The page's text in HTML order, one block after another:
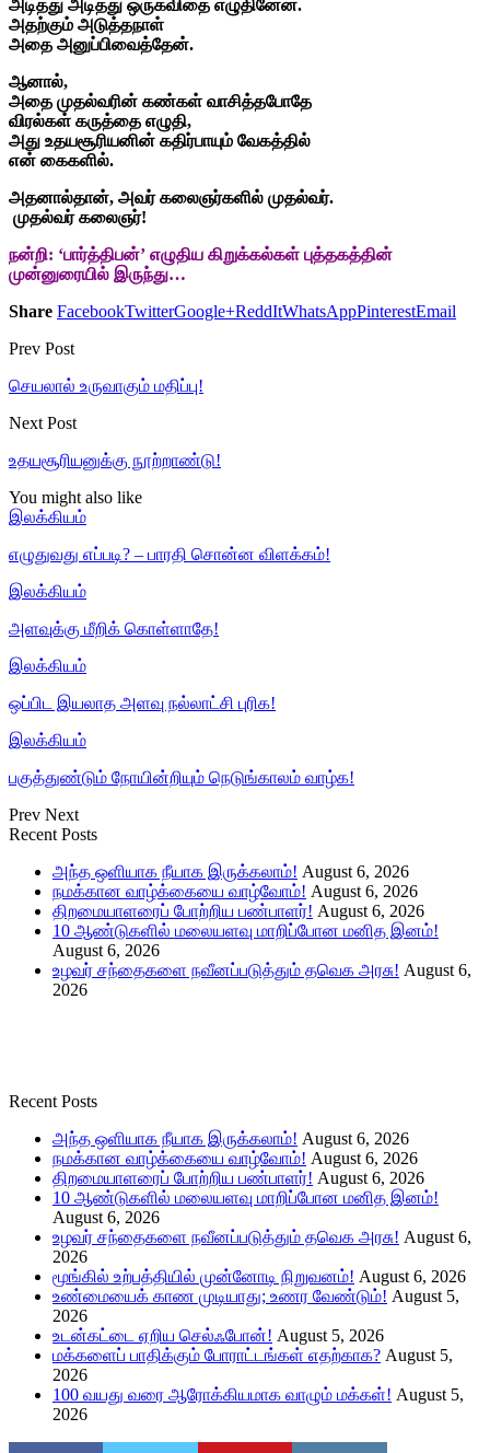
அடித்து அடித்து ஒருகவிதை எழுதினேன்.
அதற்கும் அடுத்தநாள்
அதை அனுப்பிவைத்தேன்.
ஆனால்,
அதை முதல்வரின் கண்கள் வாசித்தபோதே
விரல்கள் கருத்தை எழுதி,
அது உதயசூரியனின் கதிர்பாயும் வேகத்தில்
என் கைகளில்.
அதனால்தான், அவர் கலைஞர்களில் முதல்வர்.
முதல்வர் கலைஞர்!
நன்றி: ‘பார்த்திபன்’ எழுதிய கிறுக்கல்கள் புத்தகத்தின்
முன்னுரையில் இருந்து…
Share FacebookTwitterGoogle+ReddItWhatsAppPinterestEmail
Prev Post
செயலால் உருவாகும் மதிப்பு!
Next Post
உதயசூரியனுக்கு நூற்றாண்டு!
You might also like
இலக்கியம்
எழுதுவது எப்படி? – பாரதி சொன்ன விளக்கம்!
இலக்கியம்
அளவுக்கு மீறிக் கொள்ளாதே!
இலக்கியம்
ஒப்பிட இயலாத அளவு நல்லாட்சி புரிக!
இலக்கியம்
பகுத்துண்டும் நோயின்றியும் நெடுங்காலம் வாழ்க!
Prev Next
Recent Posts
அந்த ஒளியாக நீயாக இருக்கலாம்! August 6, 2026
நமக்கான வாழ்க்கையை வாழ்வோம்! August 6, 2026
திறமையாளரைப் போற்றிய பண்பாளர்! August 6, 2026
10 ஆண்டுகளில் மலையளவு மாறிப்போன மனித இனம்!
August 6, 2026
உழவர் சந்தைகளை நவீனப்படுத்தும் தவெக அரசு! August 6,
2026
Recent Posts
அந்த ஒளியாக நீயாக இருக்கலாம்! August 6, 2026
நமக்கான வாழ்க்கையை வாழ்வோம்! August 6, 2026
திறமையாளரைப் போற்றிய பண்பாளர்! August 6, 2026
10 ஆண்டுகளில் மலையளவு மாறிப்போன மனித இனம்!
August 6, 2026
உழவர் சந்தைகளை நவீனப்படுத்தும் தவெக அரசு! August 6,
2026
மூங்கில் உற்பத்தியில் முன்னோடி நிறுவனம்! August 6, 2026
உண்மையைக் காண முடியாது; உணர வேண்டும்! August 5,
2026
உடன்கட்டை ஏறிய செல்ஃபோன்! August 5, 2026
மக்களைப் பாதிக்கும் போராட்டங்கள் எதற்காக? August 5,
2026
100 வயது வரை ஆரோக்கியமாக வாழும் மக்கள்! August 5,
2026